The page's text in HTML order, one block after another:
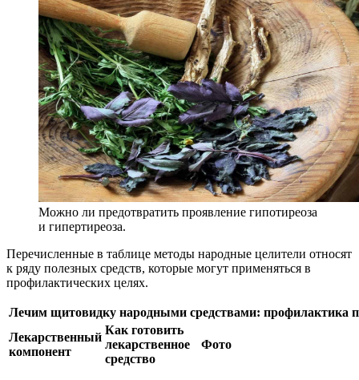
Можно ли предотвратить проявление гипотиреоза
и гипертиреоза.
Перечисленные в таблице методы народные целители относят
к ряду полезных средств, которые могут применяться в
профилактических целях.
Лечим щитовидку народными средствами: профилактика
Лекарственный
компонент
Как готовить
лекарственное
средство
Фото